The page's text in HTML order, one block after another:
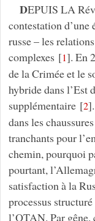
DEPUIS LA
contestation
russe – les
complexes [1]. En
de la Crimée et le
hybride dans l’Est
supplémentaire[2]
dans les
tranchants pour
chemin, pourquoi
pourtant,
satisfaction à la
processus
l’OTAN. Par gêne,